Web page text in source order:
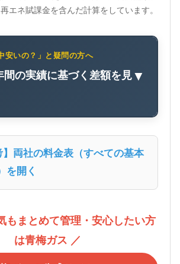
再エネ賦課金を含んだ計算をしています。
安いの？」と疑問の方へ
間の実績に基づく差額を見▼
】両社の料金表（すべての基本
を開く
もまとめて管理・安心したい方
は青梅ガス ／